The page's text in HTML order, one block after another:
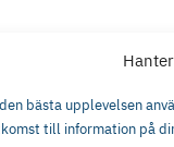
bästa upplevelsen
till information på